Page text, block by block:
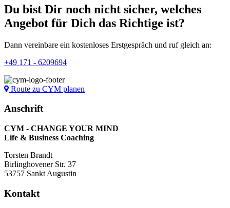
Du bist Dir noch nicht sicher, welches
Angebot für Dich das Richtige ist?
Dann vereinbare ein kostenloses Erstgespräch und ruf gleich an:
+49 171 - 6209694
Route zu CYM planen
Anschrift
CYM - CHANGE YOUR MIND
Life & Business Coaching
Torsten Brandt
Birlinghovener Str. 37
53757 Sankt Augustin
Kontakt